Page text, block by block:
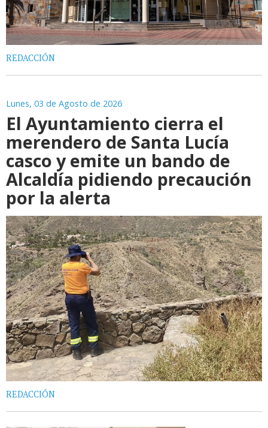
REDACCIÓN
Lunes, 03 de Agosto de 2026
El Ayuntamiento cierra el
merendero de Santa Lucía
casco y emite un bando de
Alcaldía pidiendo precaución
por la alerta
REDACCIÓN